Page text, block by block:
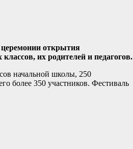
открытия
их родителей и педагогов.
начальной школы, 250
более 350 участников. Фестиваль